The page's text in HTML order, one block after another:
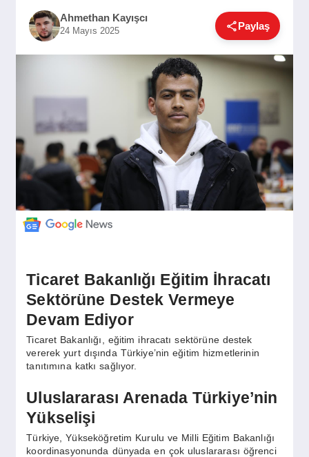
GÜNDEM
EĞITIM
EKONOMI
SAĞLIK
SPOR
YAŞAM
Ahmethan Kayışcı
24 Mayıs 2025 Paylaş
Ticaret Bakanlığı Eğitim İhracatı
Sektörüne Destek Vermeye
Devam Ediyor
Ticaret Bakanlığı, eğitim ihracatı sektörüne destek
vererek yurt dışında Türkiye’nin eğitim hizmetlerinin
tanıtımına katkı sağlıyor.
Uluslararası Arenada Türkiye’nin
Yükselişi
Türkiye, Yükseköğretim Kurulu ve Milli Eğitim Bakanlığı
koordinasyonunda dünyada en çok uluslararası öğrenci